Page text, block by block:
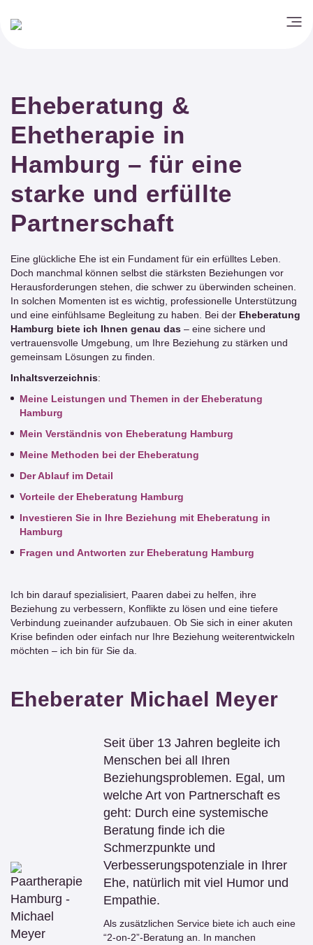
Eheberatung &
Ehetherapie in
Hamburg – für eine
starke und erfüllte
Partnerschaft
Eine glückliche Ehe ist ein Fundament für ein erfülltes Leben.
Doch manchmal können selbst die stärksten Beziehungen vor
Herausforderungen stehen, die schwer zu überwinden scheinen.
In solchen Momenten ist es wichtig, professionelle Unterstützung
und eine einfühlsame Begleitung zu haben. Bei der Eheberatung
Hamburg biete ich Ihnen genau das – eine sichere und
vertrauensvolle Umgebung, um Ihre Beziehung zu stärken und
gemeinsam Lösungen zu finden.
Inhaltsverzeichnis:
Meine Leistungen und Themen in der Eheberatung
Hamburg
Mein Verständnis von Eheberatung Hamburg
Meine Methoden bei der Eheberatung
Der Ablauf im Detail
Vorteile der Eheberatung Hamburg
Investieren Sie in Ihre Beziehung mit Eheberatung in
Hamburg
Fragen und Antworten zur Eheberatung Hamburg
Ich bin darauf spezialisiert, Paaren dabei zu helfen, ihre
Beziehung zu verbessern, Konflikte zu lösen und eine tiefere
Verbindung zueinander aufzubauen. Ob Sie sich in einer akuten
Krise befinden oder einfach nur Ihre Beziehung weiterentwickeln
möchten – ich bin für Sie da.
Eheberater Michael Meyer
Seit über 13 Jahren begleite ich
Menschen bei all Ihren
Beziehungsproblemen. Egal, um
welche Art von Partnerschaft es
geht: Durch eine systemische
Beratung finde ich die
Schmerzpunkte und
Verbesserungspotenziale in Ihrer
Ehe, natürlich mit viel Humor und
Empathie.
Als zusätzlichen Service biete ich auch eine
“2-on-2”-Beratung an. In manchen